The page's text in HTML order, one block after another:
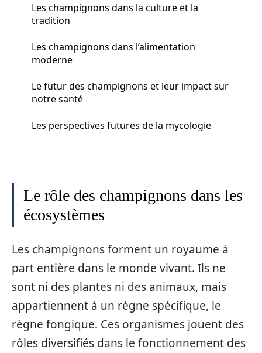
Les champignons dans la culture et la
tradition
Les champignons dans l’alimentation
moderne
Le futur des champignons et leur impact sur
notre santé
Les perspectives futures de la mycologie
Le rôle des champignons dans les
écosystèmes
Les champignons forment un royaume à
part entière dans le monde vivant. Ils ne
sont ni des plantes ni des animaux, mais
appartiennent à un règne spécifique, le
règne fongique. Ces organismes jouent des
rôles diversifiés dans le fonctionnement des